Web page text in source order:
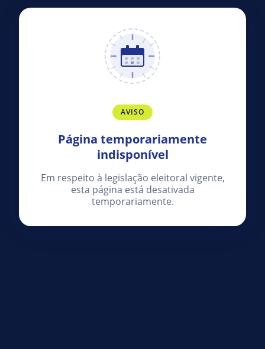
AVISO
Página temporariamente
indisponível
Em respeito à legislação eleitoral vigente,
esta página está desativada
temporariamente.